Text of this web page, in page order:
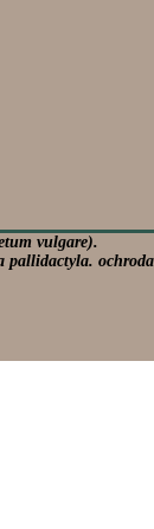
vulgare).
pallidactyla.